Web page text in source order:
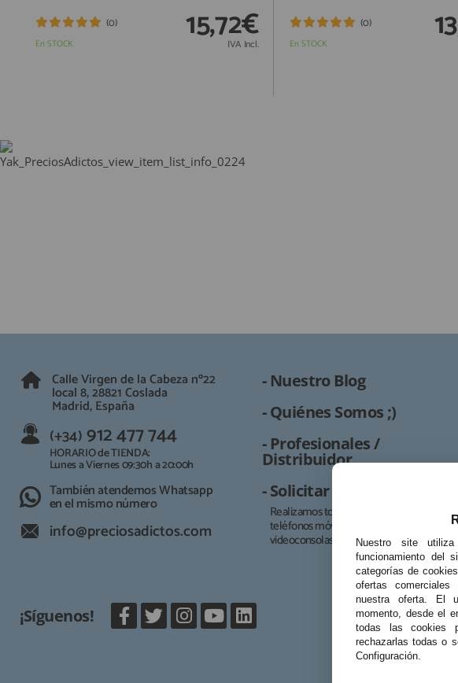
En STOCK
(0) 15,72€
IVA Incl. En STOCK
(0)
Calle Virgen de la Cabeza nº22
local 8, 28821 Coslada
Madrid, España
(+34) 912 477 744
HORARIO de TIENDA:
Lunes a Viernes 09:30h a 20:00h
También atendemos Whatsapp
en el mismo número
info@preciosadictos.com
- Nuestro Blog
- Quiénes Somos ;)
- Profesionales /
Distribuidor
- Solicitar Reparación
Realizamos todo tipo de reparaciones de
teléfonos móviles, tablets, portátiles y
videoconsolas.
¡Síguenos!
Nuestro site
funcionamiento del
categorías de
ofertas
nuestra oferta. El
momento, desde el
todas las cookies
rechazarlas todas o
Configuración.